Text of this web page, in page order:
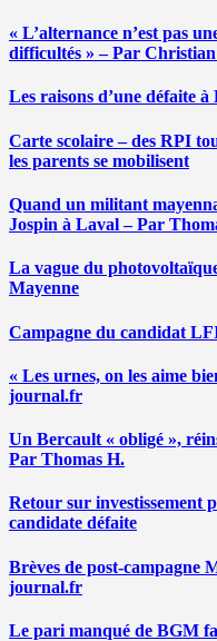
« L’alternance n’est pas
difficultés » – Par
Les raisons d’une défaite
Carte scolaire – des RPI
les parents se mobilisent
Quand un militant
Jospin à Laval – Par
La vague du
Mayenne
Campagne du candidat
« Les urnes, on les aime
journal.fr
Un Bercault « obligé »,
Par Thomas H.
Retour sur investissement
candidate défaite
Brèves de post-campagne
journal.fr
Le pari manqué de BGM